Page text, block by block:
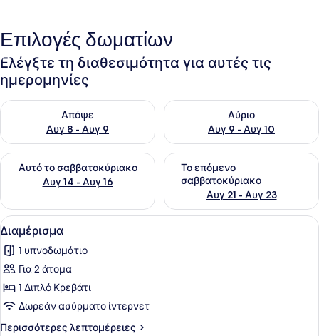
Επιλογές δωματίων
Ελέγξτε τη διαθεσιμότητα για αυτές τις
ημερομηνίες
Απόψε
Αυγ 8 - Αυγ 9
Έλεγχος διαθεσιμότητας για απόψε Αυγ 8 - Αυγ 9
Αύριο
Αυγ 9 - Αυγ 10
Έλεγχος διαθεσιμότητας
Αυτό το σαββατοκύριακο
Αυγ 14 - Αυγ 16
Έλεγχος διαθεσιμότητας για αυτό το σαββατοκύριακο Αυγ
Το επόμενο
σαββατοκύριακο
Αυγ 21 - Αυγ 23
Έλεγχος διαθεσιμότητας
Προβολή
όλων
των
φωτογραφιών
για
Διαμέρισμα
Ένα μοντέρνο υπνοδωμάτιο με
26
Διαμέρισμα
1 υπνοδωμάτιο
Για 2 άτομα
1 Διπλό Κρεβάτι
Δωρεάν ασύρματο ίντερνετ
Περισσότερες λεπτομέρειες
Περισσότερες